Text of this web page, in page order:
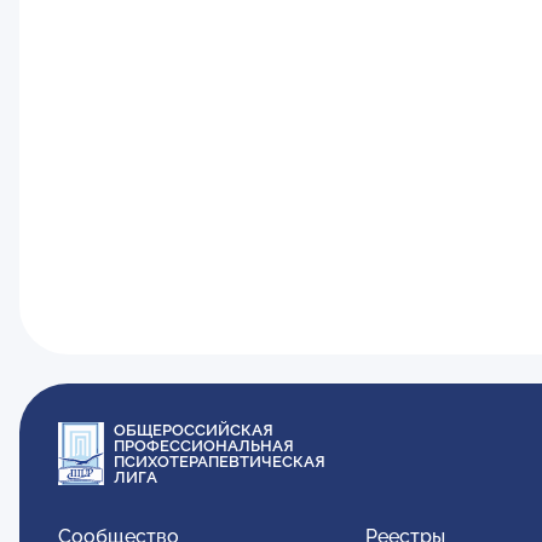
ОБЩЕРОССИЙСКАЯ
ПРОФЕССИОНАЛЬНАЯ
ПСИХОТЕРАПЕВТИЧЕСКАЯ
ЛИГА
Сообщество
Реестры